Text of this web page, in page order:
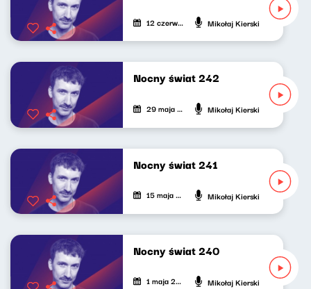
12 czerwca 2026 Mikołaj Kierski
Nocny świat 242
29 maja 2026 Mikołaj Kierski
Nocny świat 241
15 maja 2026 Mikołaj Kierski
Nocny świat 240
1 maja 2026 Mikołaj Kierski